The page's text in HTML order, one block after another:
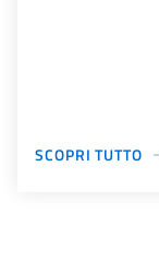
SCOPRI TUTTO